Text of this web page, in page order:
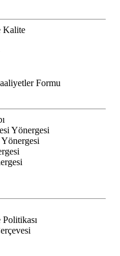
Kalite
Formu
Yönergesi
Yönergesi